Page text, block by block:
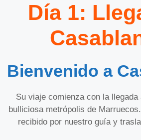
Día 1:
Bienvenido a
Su viaje comienza con la
bulliciosa metrópolis de
recibido por nuestro guía y